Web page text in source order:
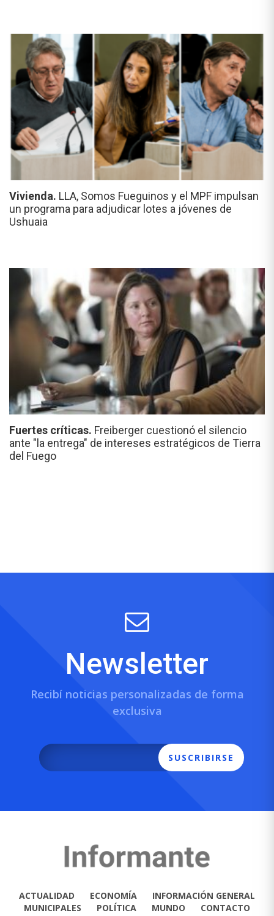
Vivienda. LLA, Somos Fueguinos y el MPF impulsan
un programa para adjudicar lotes a jóvenes de
Ushuaia
Fuertes críticas. Freiberger cuestionó el silencio
ante "la entrega" de intereses estratégicos de Tierra
del Fuego
Newsletter
Recibí noticias personalizadas de forma
exclusiva
SUSCRIBIRSE
ACTUALIDAD ECONOMÍA
INFORMACIÓN GENERAL
MUNICIPALES
POLÍTICA MUNDO CONTACTO